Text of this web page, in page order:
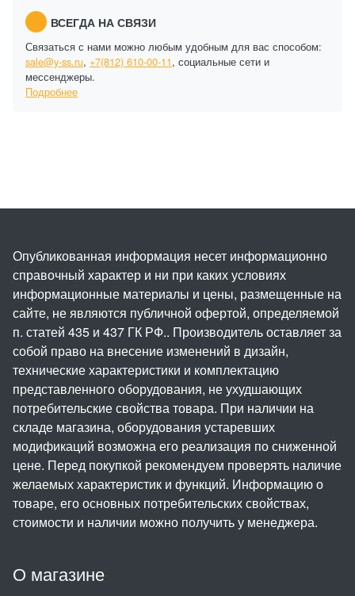
ВСЕГДА НА СВЯЗИ
Связаться с нами можно любым удобным для вас способом:
sale@y-ss.ru, +7(812) 610-00-11, социальные сети и
мессенджеры.
Подробнее
О магазине
Опубликованная информация несет информационно
справочный характер и ни при каких условиях
информационные материалы и цены, размещенные на
сайте, не являются публичной офертой, определяемой
п. статей 435 и 437 ГК РФ.. Производитель оставляет за
собой право на внесение изменений в дизайн,
технические характеристики и комплектацию
представленного оборудования, не ухудшающих
потребительские свойства товара. При наличии на
складе магазина, оборудования устаревших
модификаций возможна его реализация по сниженной
цене. Перед покупкой рекомендуем проверять наличие
желаемых характеристик и функций. Информацию о
товаре, его основных потребительских свойствах,
стоимости и наличии можно получить у менеджера.